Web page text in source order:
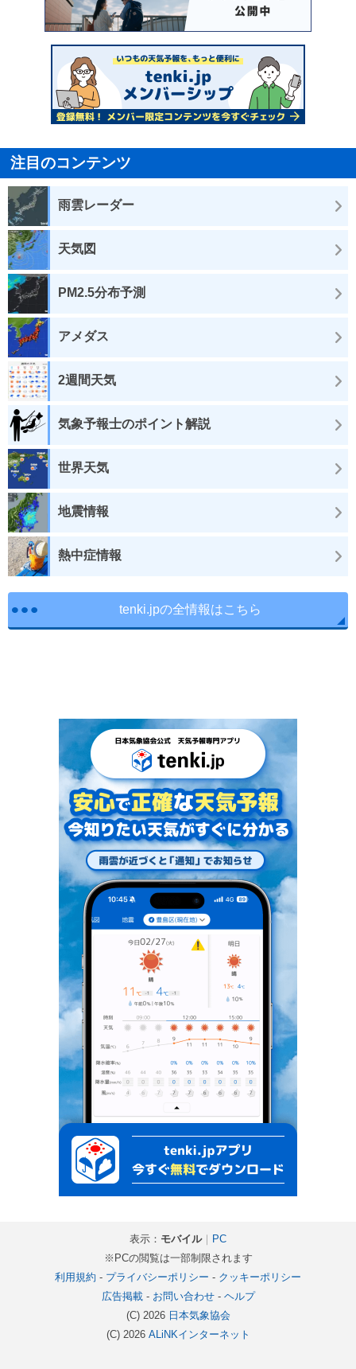
注目のコンテンツ
雨雲レーダー
天気図
PM2.5分布予測
アメダス
2週間天気
気象予報士のポイント解説
世界天気
地震情報
熱中症情報
tenki.jpの全情報はこちら
表示： モバイル｜ PC
※PCの閲覧は一部制限されます
利用規約 - プライバシーポリシー - クッキーポリシー
広告掲載- お問い合わせ- ヘルプ
(C) 2026 日本気象協会
(C) 2026 ALiNKインターネット